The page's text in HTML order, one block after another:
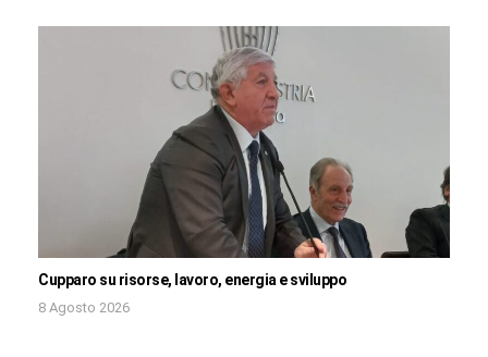
Cupparo su risorse, lavoro, energia e sviluppo
8 Agosto 2026